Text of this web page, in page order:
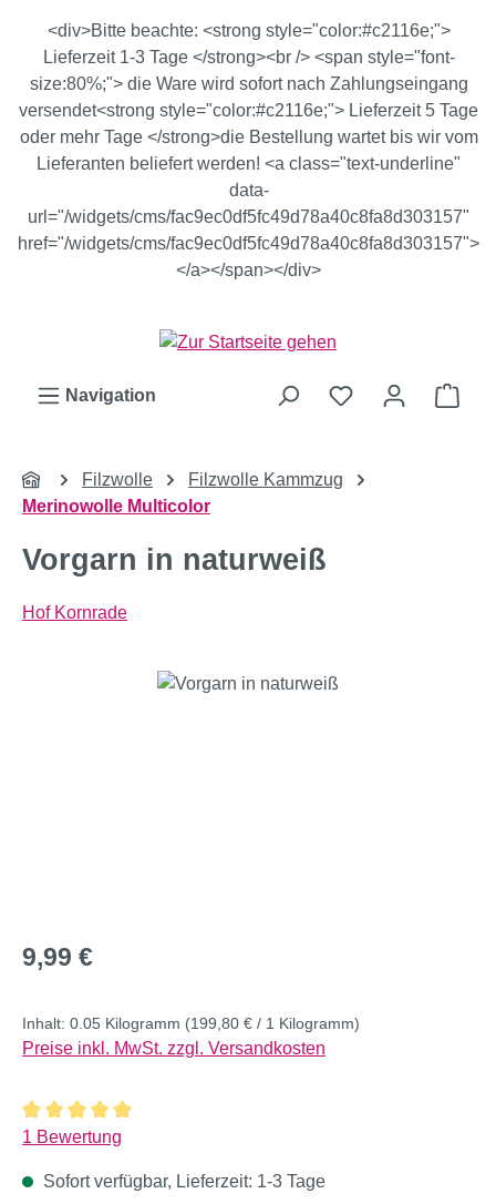
Zum Hauptinhalt springen
<div>Bitte beachte: <strong style="color:#c2116e;">
Lieferzeit 1-3 Tage </strong><br /> <span style="font-
size:80%;"> die Ware wird sofort nach Zahlungseingang
versendet<strong style="color:#c2116e;"> Lieferzeit 5 Tage
oder mehr Tage </strong>die Bestellung wartet bis wir vom
Lieferanten beliefert werden! <a class="text-underline"
data-
url="/widgets/cms/fac9ec0df5fc49d78a40c8fa8d303157"
href="/widgets/cms/fac9ec0df5fc49d78a40c8fa8d303157">
</a></span></div>
Navigation
Filzwolle
Filzwolle Kammzug
Merinowolle Multicolor
Vorgarn in naturweiß
Hof Kornrade
Bildergalerie überspringen
Regulärer Preis:
9,99 €
Inhalt: 0.05 Kilogramm (199,80 € / 1 Kilogramm)
Preise inkl. MwSt. zzgl. Versandkosten
Durchschnittliche Bewertung von 5 von 5 Sternen
1 Bewertung
Sofort verfügbar, Lieferzeit: 1-3 Tage